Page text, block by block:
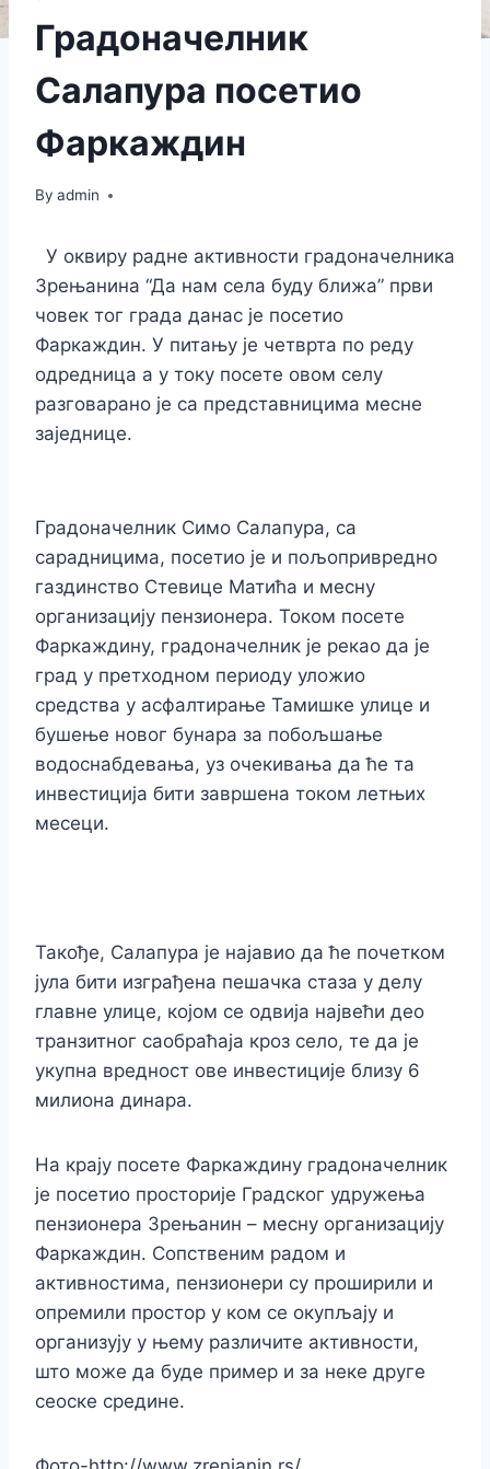
Градоначелник
Салапура посетио
Фаркаждин
By admin
У оквиру радне активности градоначелника
Зрењанина “Да нам села буду ближа” први
човек тог града данас је посетио
Фаркаждин. У питању је четврта по реду
одредница а у току посете овом селу
разговарано је са представницима месне
заједнице.
Градоначелник Симо Салапура, са
сарадницима, посетио је и пољопривредно
газдинство Стевице Матића и месну
организацију пензионера. Током посете
Фаркаждину, градоначелник је рекао да је
град у претходном периоду уложио
средства у асфалтирање Тамишке улице и
бушење новог бунара за побољшање
водоснабдевања, уз очекивања да ће та
инвестиција бити завршена током летњих
месеци.
Такође, Салапура је најавио да ће почетком
јула бити изграђена пешачка стаза у делу
главне улице, којом се одвија највећи део
транзитног саобраћаја кроз село, те да је
укупна вредност ове инвестиције близу 6
милиона динара.
На крају посете Фаркаждину градоначелник
је посетио просторије Градског удружења
пензионера Зрењанин – месну организацију
Фаркаждин. Сопственим радом и
активностима, пензионери су проширили и
опремили простор у ком се окупљају и
организују у њему различите активности,
што може да буде пример и за неке друге
сеоске средине.